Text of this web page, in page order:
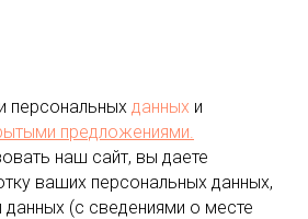
персональных данных и
предложениями.
наш сайт, вы даете
ваших персональных данных,
(с сведениями о месте